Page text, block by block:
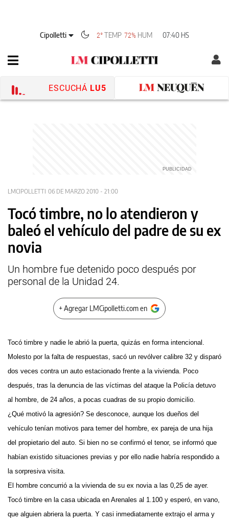
Cipolletti 2°TEMP 72% HUM 07:40 HS
ESCUCHÁ LU5
LMCIPOLLETTI 06 DE MARZO 2010 - 21:00
Tocó timbre, no lo atendieron y
baleó el vehículo del padre de su ex
novia
Un hombre fue detenido poco después por
personal de la Unidad 24.
+ Agregar LMCipolletti.com en
Tocó timbre y nadie le abrió la puerta, quizás en forma intencional.
Molesto por la falta de respuestas, sacó un revólver calibre 32 y disparó
dos veces contra un auto estacionado frente a la vivienda. Poco
después, tras la denuncia de las víctimas del ataque la Policía detuvo
al hombre, de 24 años, a pocas cuadras de su propio domicilio.
¿Qué motivó la agresión? Se desconoce, aunque los dueños del
vehículo tenían motivos para temer del hombre, ex pareja de una hija
del propietario del auto. Si bien no se confirmó el tenor, se informó que
habían existido situaciones previas y por ello nadie habría respondido a
la sorpresiva visita.
El hombre concurrió a la vivienda de su ex novia a las 0,25 de ayer.
Tocó timbre en la casa ubicada en Arenales al 1.100 y esperó, en vano,
que alguien abriera la puerta. Y casi inmediatamente extrajo el arma y